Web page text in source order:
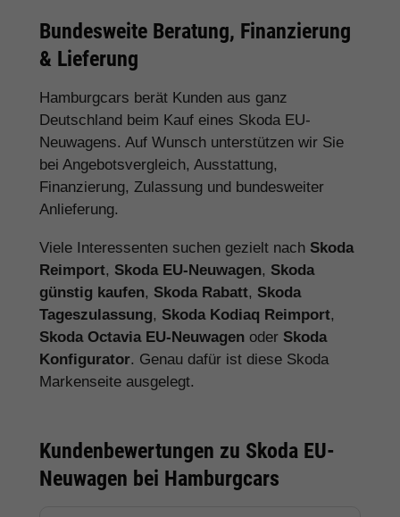
Bundesweite Beratung, Finanzierung
& Lieferung
Hamburgcars berät Kunden aus ganz
Deutschland beim Kauf eines Skoda EU-
Neuwagens. Auf Wunsch unterstützen wir Sie
bei Angebotsvergleich, Ausstattung,
Finanzierung, Zulassung und bundesweiter
Anlieferung.
Viele Interessenten suchen gezielt nach Skoda
Reimport, Skoda EU-Neuwagen, Skoda
günstig kaufen, Skoda Rabatt, Skoda
Tageszulassung, Skoda Kodiaq Reimport,
Skoda Octavia EU-Neuwagen oder Skoda
Konfigurator. Genau dafür ist diese Skoda
Markenseite ausgelegt.
Kundenbewertungen zu Skoda EU-
Neuwagen bei Hamburgcars